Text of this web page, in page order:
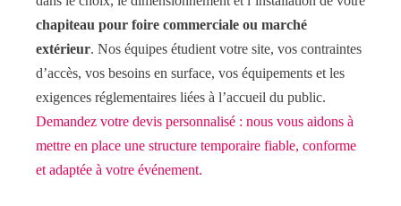
chapiteau pour foire commerciale ou marché
extérieur. Nos équipes étudient votre site, vos contraintes
d’accès, vos besoins en surface, vos équipements et les
exigences réglementaires liées à l’accueil du public.
Demandez votre devis personnalisé : nous vous aidons à
mettre en place une structure temporaire fiable, conforme
et adaptée à votre événement.